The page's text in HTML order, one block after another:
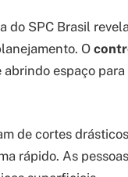
do SPC Brasil
O
espaço
de cortes
rápido. As